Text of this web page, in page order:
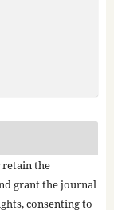
retain the
grant the journal
consenting to